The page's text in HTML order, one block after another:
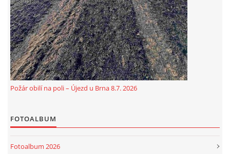
© 2026 eStránky.cz |Aktualizováno: 5. 8. 2026
Požár obilí na poli – Újezd u Brna 8.7. 2026
FOTOALBUM
Fotoalbum 2026